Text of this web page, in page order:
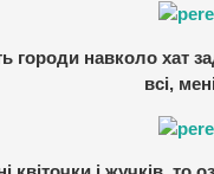
городи навколо хат
всі,